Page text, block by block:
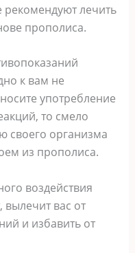
лечить
прополиса.
к вам не
употребление
то смело
своего организма
из прополиса.
воздействия
вас от
и избавить от